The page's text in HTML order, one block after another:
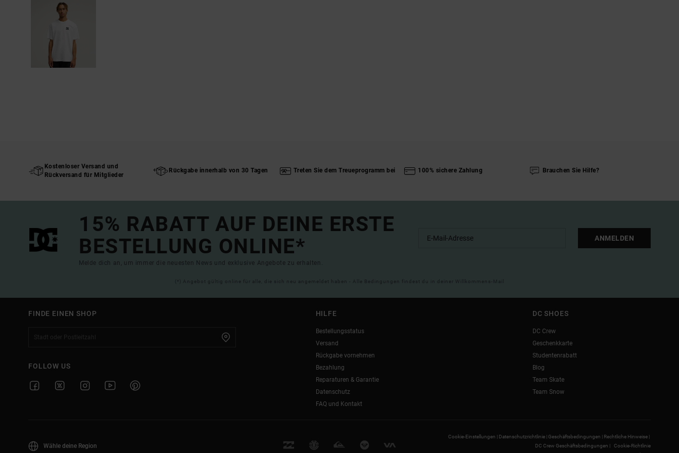
Kostenloser Versand und
Rückversand für Mitglieder
Rückgabe innerhalb von 30 Tagen Treten Sie dem Treueprogramm bei 100% sichere Zahlung Brauchen Sie Hilfe?
15% RABATT AUF DEINE ERSTE
BESTELLUNG ONLINE*
Melde dich an, um immer die neuesten News und exklusive Angebote zu erhalten.
ANMELDEN
(*) Angebot gültig online für alle, die sich neu angemeldet haben - Alle Bedingungen findest du in deiner Willkommens-Mail
FINDE EINEN SHOP
FOLLOW US
HILFE
Bestellungsstatus
Versand
Rückgabe vornehmen
Bezahlung
Reparaturen & Garantie
Datenschutz
FAQ und Kontakt
DC SHOES
DC Crew
Geschenkkarte
Studentenrabatt
Blog
Team Skate
Team Snow
Wähle deine Region
Cookie-Einstellungen | Datenschutzrichtlinie |Geschäftsbedingungen | Rechtliche Hinweise |
DC Crew Geschäftsbedingungen |
Cookie-Richtlinie